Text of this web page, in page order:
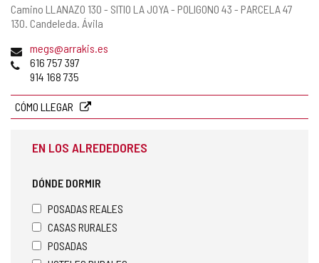
Dirección
postal
Camino LLANAZO 130 - SITIO LA JOYA - POLIGONO 43 - PARCELA 47
130. Candeleda. Ávila
Dirección
de
correo
megs@arrakis.es
Teléfonos
616 757 397
914 168 735
CÓMO LLEGAR
EN LOS ALREDEDORES
DÓNDE DORMIR
POSADAS REALES
CASAS RURALES
POSADAS